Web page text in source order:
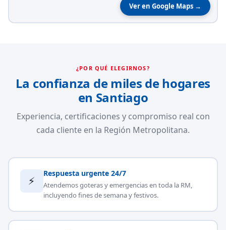
Ver en Google Maps →
¿POR QUÉ ELEGIRNOS?
La confianza de miles de hogares
en Santiago
Experiencia, certificaciones y compromiso real con
cada cliente en la Región Metropolitana.
⚡
Respuesta urgente 24/7
Atendemos goteras y emergencias en toda la RM,
incluyendo fines de semana y festivos.